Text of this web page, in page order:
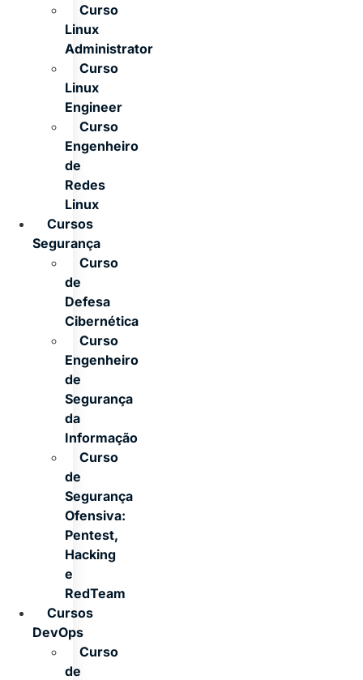
Curso
Linux
Administrator
Curso
Linux
Engineer
Curso
Engenheiro
de
Redes
Linux
Cursos
Segurança
Curso
de
Defesa
Cibernética
Curso
Engenheiro
de
Segurança
da
Informação
Curso
de
Segurança
Ofensiva:
Pentest,
Hacking
e
RedTeam
Cursos
DevOps
Curso
de